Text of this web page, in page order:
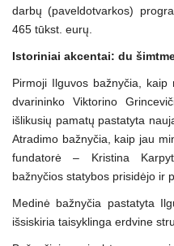
darbų (paveldotvarkos)
465 tūkst. eurų.
Istoriniai akcentai: du
Pirmoji Ilguvos bažnyčia,
dvarininko Viktorino
išlikusių pamatų pastatyta
Atradimo bažnyčia, kaip jau
fundatorė – Kristina
bažnyčios statybos prisidėjo ir
Medinė bažnyčia pastatyta
išsiskiria taisyklinga erdvine